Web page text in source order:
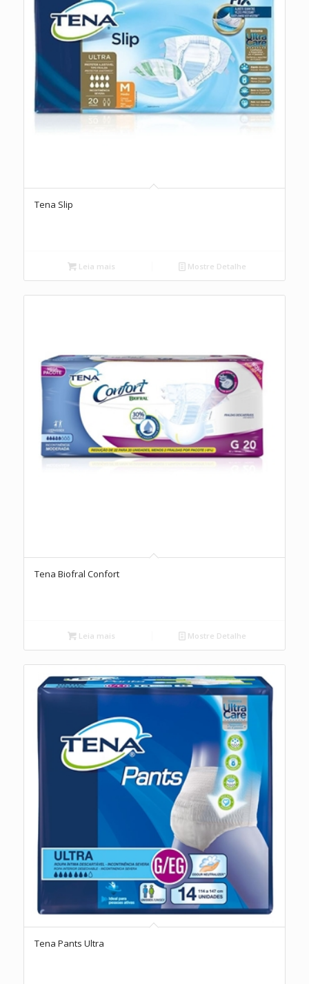
Tena Slip
Leia mais Mostre Detalhe
Tena Biofral Confort
Leia mais Mostre Detalhe
Tena Pants Ultra